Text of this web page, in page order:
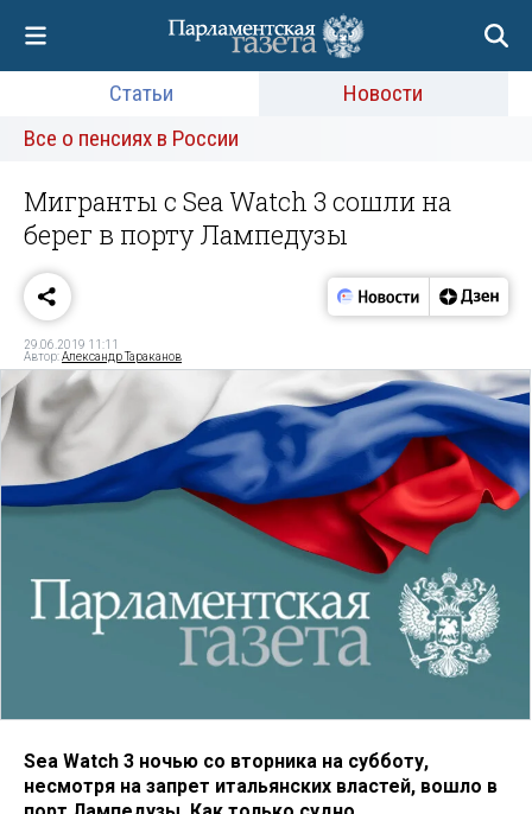
Статьи
Новости
Все о пенсиях в России
Мигранты с Sea Watch 3 сошли на
берег в порту Лампедузы
29.06.2019 11:11
Автор:Александр Тараканов
Sea Watch 3 ночью со вторника на субботу,
несмотря на запрет итальянских властей, вошло в